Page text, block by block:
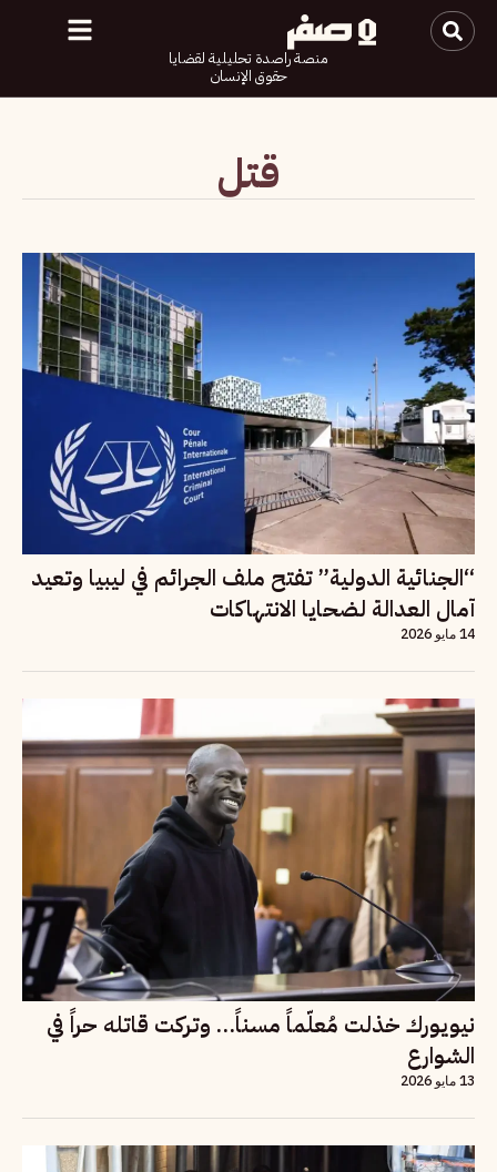
منصة راصدة تحليلية لقضايا
حقوق الإنسان
قتل
“الجنائية الدولية” تفتح ملف الجرائم في ليبيا وتعيد
آمال العدالة لضحايا الانتهاكات
14 مايو 2026
نيويورك خذلت مُعلّماً مسناً… وتركت قاتله حراً في
الشوارع
13 مايو 2026